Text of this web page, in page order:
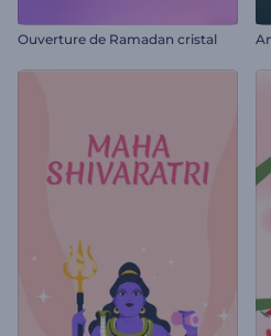
Ouverture de Ramadan cristal